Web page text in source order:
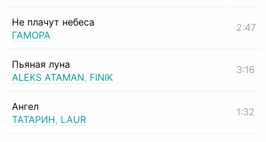
Не плачут небеса
ГАМОРА
2:47
Пьяная луна
ALEKS ATAMAN, FINIK
3:16
Ангел
ТАТАРИН, LAUR
1:32